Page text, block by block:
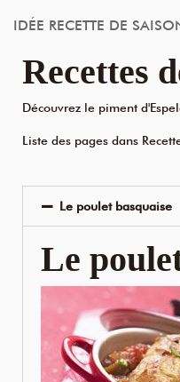
IDÉE RECETTE DE
Recettes
Découvrez le piment
Liste des pages dans
Le poulet basquaise
Le